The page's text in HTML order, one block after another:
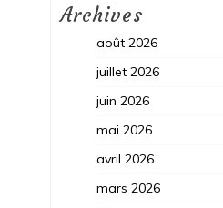
Archives
août 2026
juillet 2026
juin 2026
mai 2026
avril 2026
mars 2026